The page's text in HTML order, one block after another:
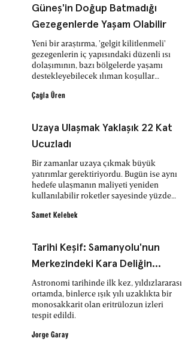
Güneş'in Doğup Batmadığı
Gezegenlerde Yaşam Olabilir
Yeni bir araştırma, 'gelgit kilitlenmeli'
gezegenlerin iç yapısındaki düzenli ısı
dolaşımının, bazı bölgelerde yaşamı
destekleyebilecek ılıman koşullar
Çağla Üren
Uzaya Ulaşmak Yaklaşık 22 Kat
Ucuzladı
Bir zamanlar uzaya çıkmak büyük
yatırımlar gerektiriyordu. Bugün ise aynı
hedefe ulaşmanın maliyeti yeniden
kullanılabilir roketler sayesinde yüzde
Samet Kelebek
Tarihi Keşif: Samanyolu'nun
Merkezindeki Kara Deliğin
Yakınında Şeker Bulundu,
Yaşamın Kökenine Dair Gizem
Daha da Derinleşiyor
Astronomi tarihinde ilk kez, yıldızlararası
ortamda, binlerce ışık yılı uzaklıkta bir
monosakkarit olan eritrülozun izleri
tespit edildi.
Jorge Garay